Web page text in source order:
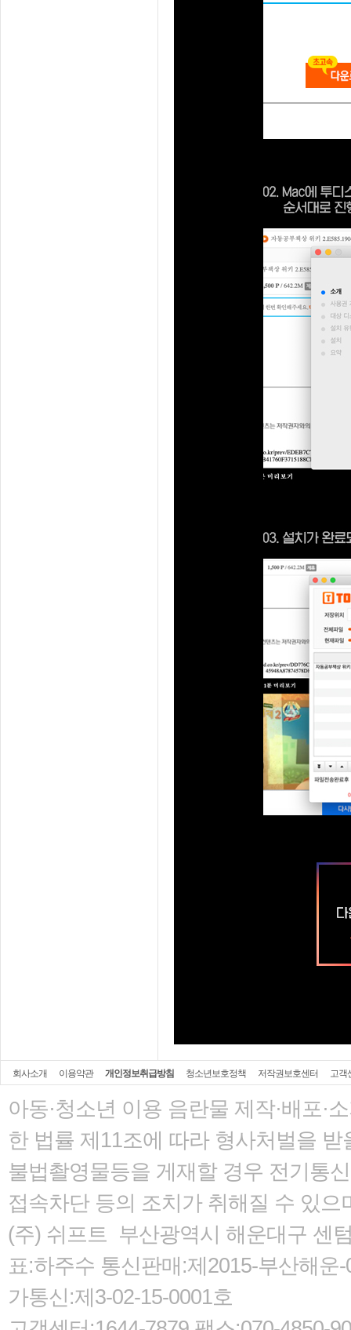
회사소개 이용약관 개인정보취급방침 청소년보호정책 저작권보호센터 고객
아동·청소년 이용 음란물 제작·배포·
한 법률 제11조에 따라 형사처벌을 받
불법촬영물등을 게재할 경우 전기통
접속차단 등의 조치가 취해질 수 있으
(주) 쉬프트 부산광역시 해운대구 센
표:하주수 통신판매:제2015-부산해
가통신:제3-02-15-0001호